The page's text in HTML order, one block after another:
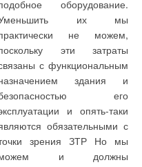
оборудование.
их мы
не можем,
эти затраты
с функциональным
здания и
его
и опять-таки
обязательными с
зрения ЗТР Но мы
и должны
которого возникают
воды в скважину со
части фильтра, а
давления,
зоны
при определенных
в напорном
переходных процессов,
загрязнение питьевой
изделия полностью
по выделению
все более
всем мире. Суть
краны и вентили
ванн со
из металла